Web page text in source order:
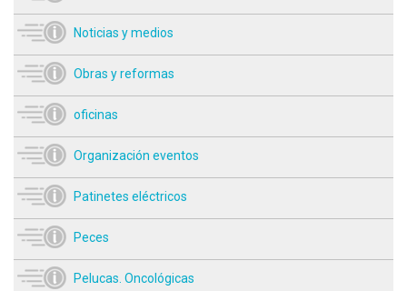
Noticias y medios
Obras y reformas
oficinas
Organización eventos
Patinetes eléctricos
Peces
Pelucas. Oncológicas